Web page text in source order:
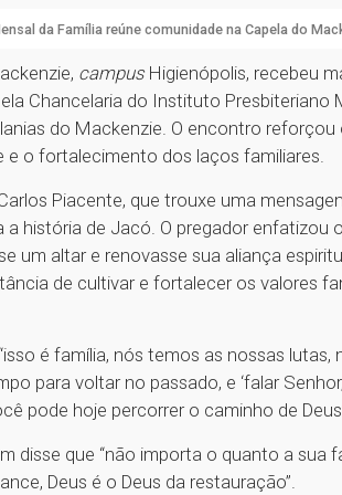
da Família reúne comunidade na Capela do
campus Higienópolis, recebeu
Chancelaria do Instituto Presbiteriano
do Mackenzie. O encontro reforçou
o fortalecimento dos laços familiares.
Piacente, que trouxe uma
história de Jacó. O pregador enfatizou
um altar e renovasse sua aliança
de cultivar e fortalecer os valores
é família, nós temos as nossas lutas,
para voltar no passado, e ‘falar
pode hoje percorrer o caminho de
disse que “não importa o quanto a sua
Deus é o Deus da restauração”.